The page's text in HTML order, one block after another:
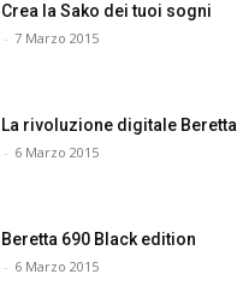
Crea la Sako dei tuoi sogni
- 7 Marzo 2015
La rivoluzione digitale Beretta
- 6 Marzo 2015
Beretta 690 Black edition
- 6 Marzo 2015